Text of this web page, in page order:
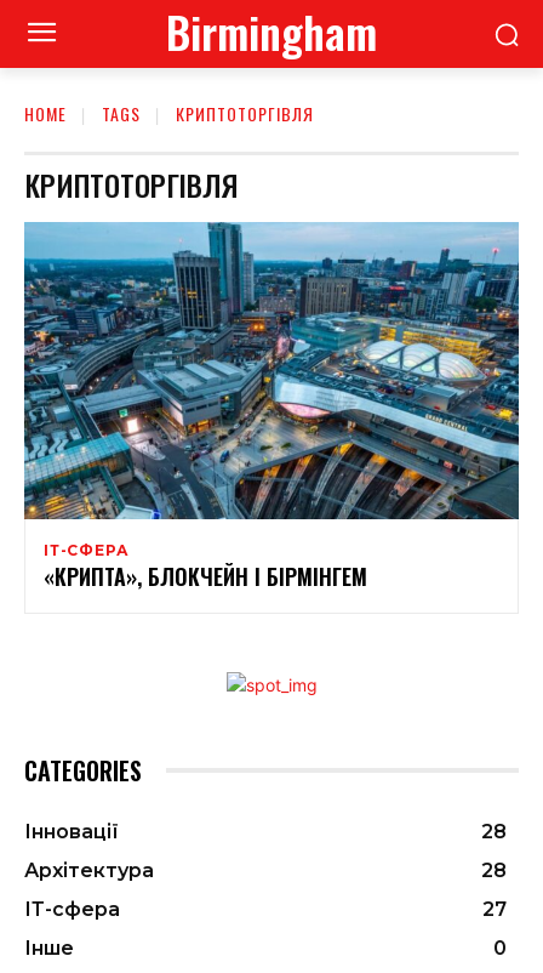
Birmingham
HOME TAGS КРИПТОТОРГІВЛЯ
КРИПТОТОРГІВЛЯ
ІТ-СФЕРА
«КРИПТА», БЛОКЧЕЙН І БІРМІНГЕМ
CATEGORIES
Інновації
28
Архітектура
28
ІТ-сфера
27
Інше
0